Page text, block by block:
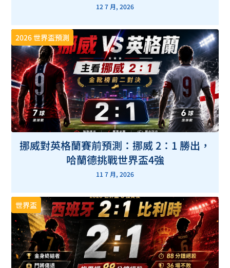
12 7 月, 2026
2026 世界盃預測
挪威對英格蘭賽前預測：挪威 2：1 勝出，
哈蘭德挑戰世界盃4強
11 7 月, 2026
世界盃